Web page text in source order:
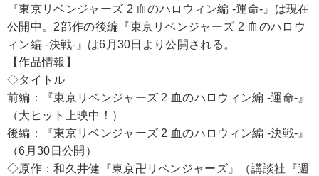
『東京リベンジャーズ 2 血のハロウィン編 -運命-』は現在
公開中。2部作の後編『東京リベンジャーズ 2 血のハロウ
ィン編 -決戦-』は6月30日より公開される。
【作品情報】
◇タイトル
前編：『東京リベンジャーズ 2 血のハロウィン編 -運命-』
（大ヒット上映中！）
後編：『東京リベンジャーズ 2 血のハロウィン編 -決戦-』
（6月30日公開）
◇原作：和久井健『東京卍リベンジャーズ』（講談社『週